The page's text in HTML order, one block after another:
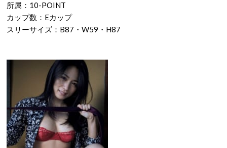
所属：10-POINT
カップ数：Eカップ
スリーサイズ：B87・W59・H87